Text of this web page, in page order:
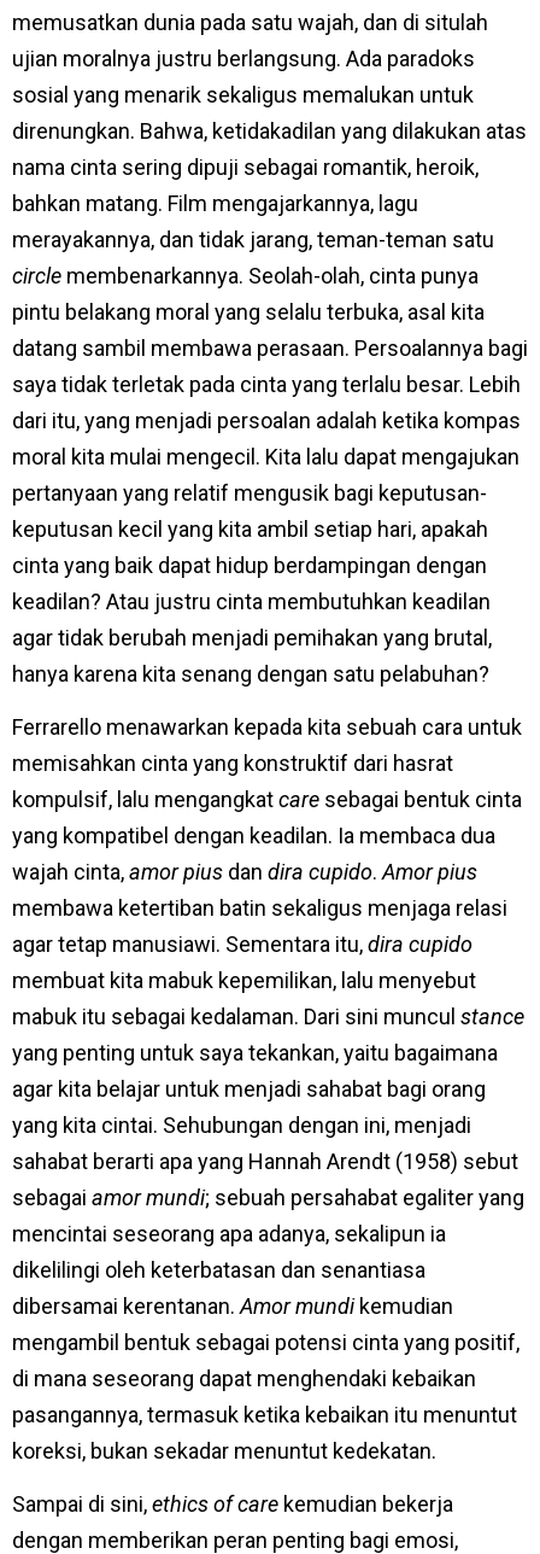
memusatkan dunia pada satu wajah, dan di situlah
ujian moralnya justru berlangsung. Ada paradoks
sosial yang menarik sekaligus memalukan untuk
direnungkan. Bahwa, ketidakadilan yang dilakukan atas
nama cinta sering dipuji sebagai romantik, heroik,
bahkan matang. Film mengajarkannya, lagu
merayakannya, dan tidak jarang, teman-teman satu
circle membenarkannya. Seolah-olah, cinta punya
pintu belakang moral yang selalu terbuka, asal kita
datang sambil membawa perasaan. Persoalannya bagi
saya tidak terletak pada cinta yang terlalu besar. Lebih
dari itu, yang menjadi persoalan adalah ketika kompas
moral kita mulai mengecil. Kita lalu dapat mengajukan
pertanyaan yang relatif mengusik bagi keputusan-
keputusan kecil yang kita ambil setiap hari, apakah
cinta yang baik dapat hidup berdampingan dengan
keadilan? Atau justru cinta membutuhkan keadilan
agar tidak berubah menjadi pemihakan yang brutal,
hanya karena kita senang dengan satu pelabuhan?
Ferrarello menawarkan kepada kita sebuah cara untuk
memisahkan cinta yang konstruktif dari hasrat
kompulsif, lalu mengangkatcare sebagai bentuk cinta
yang kompatibel dengan keadilan. Ia membaca dua
wajah cinta,amor pius dan dira cupido. Amor pius
membawa ketertiban batin sekaligus menjaga relasi
agar tetap manusiawi. Sementara itu,dira cupido
membuat kita mabuk kepemilikan, lalu menyebut
mabuk itu sebagai kedalaman. Dari sini muncul stance
yang penting untuk saya tekankan, yaitu bagaimana
agar kita belajar untuk menjadi sahabat bagi orang
yang kita cintai. Sehubungan dengan ini, menjadi
sahabat berarti apa yang Hannah Arendt (1958) sebut
sebagai amor mundi; sebuah persahabat egaliter yang
mencintai seseorang apa adanya, sekalipun ia
dikelilingi oleh keterbatasan dan senantiasa
dibersamai kerentanan. Amor mundi kemudian
mengambil bentuk sebagai potensi cinta yang positif,
di mana seseorang dapat menghendaki kebaikan
pasangannya, termasuk ketika kebaikan itu menuntut
koreksi, bukan sekadar menuntut kedekatan.
Sampai di sini,ethics of care kemudian bekerja
dengan memberikan peran penting bagi emosi,